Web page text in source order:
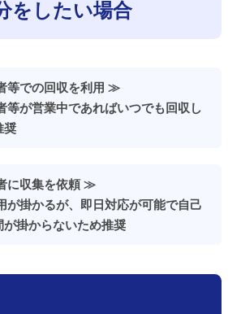
をしたい場合
等での回収を利用 ≫
等が営業中であればいつでも回収し
奨
に収集を依頼 ≫
が掛かるが、即日対応が可能で自己
掛からないため推奨